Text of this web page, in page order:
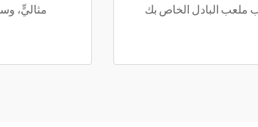
ملعب البادل الخاص بك
مثاليٍّ،